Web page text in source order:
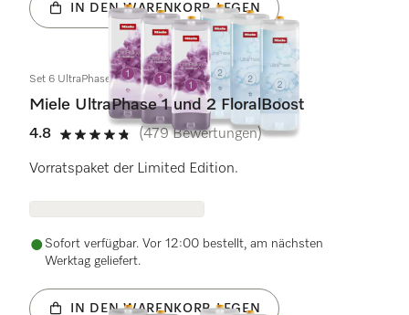
IN DEN WARENKORB LEGEN
Set 6 UltraPhase FloralBoost
Miele UltraPhase 1 und 2 FloralBoost
4.8
4.8 von 5 Sternen
(479 Bewertungen)
Vorratspaket der Limited Edition.
Sofort verfügbar. Vor 12:00 bestellt, am nächsten
Werktag geliefert.
IN DEN WARENKORB LEGEN